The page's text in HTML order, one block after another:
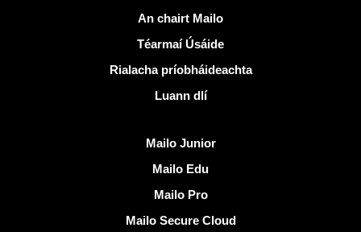
An chairt Mailo
Téarmaí Úsáide
Rialacha príobháideachta
Luann dlí
Mailo Junior
Mailo Edu
Mailo Pro
Mailo Secure Cloud